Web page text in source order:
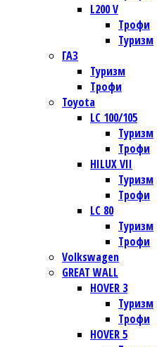
L200 V
Трофи
Туризм
ГАЗ
Туризм
Трофи
Toyota
LC 100/105
Туризм
Трофи
HILUX VII
Туризм
Трофи
LC 80
Туризм
Трофи
Volkswagen
GREAT WALL
HOVER 3
Туризм
Трофи
HOVER 5